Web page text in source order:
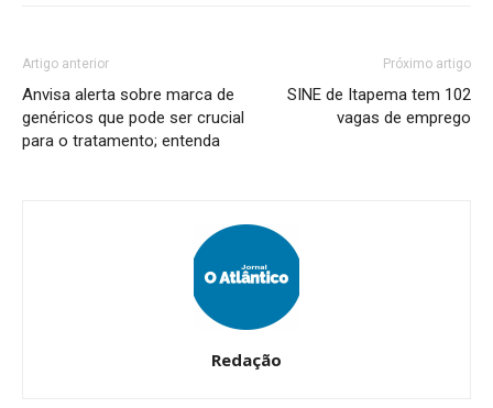
Artigo anterior
Anvisa alerta sobre marca de
genéricos que pode ser crucial
para o tratamento; entenda
Próximo artigo
SINE de Itapema tem 102
vagas de emprego
Redação